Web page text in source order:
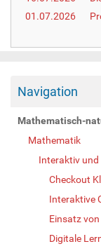
01.07.2026
Navigation
Mathematisch-
Mathematik
Interaktiv und
Checkout
Interaktive
Einsatz
Digitale